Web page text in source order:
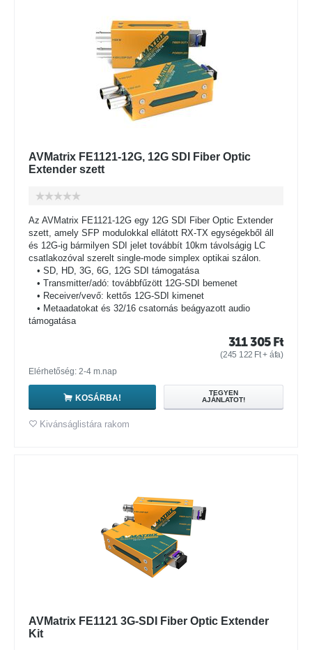
AVMatrix FE1121-12G, 12G SDI Fiber Optic
Extender szett
Az AVMatrix FE1121-12G egy 12G SDI Fiber Optic Extender
szett, amely SFP modulokkal ellátott RX-TX egységekből áll
és 12G-ig bármilyen SDI jelet továbbít 10km távolságig LC
csatlakozóval szerelt single-mode simplex optikai szálon.
• SD, HD, 3G, 6G, 12G SDI támogatása
• Transmitter/adó: továbbfűzött 12G-SDI bemenet
• Receiver/vevő: kettős 12G-SDI kimenet
• Metaadatokat és 32/16 csatornás beágyazott audio
támogatása
311 305 Ft
(245 122 Ft+ áfa)
Elérhetőség: 2-4 m.nap
KOSÁRBA!
TEGYEN
AJÁNLATOT!
Kivánságlistára rakom
AVMatrix FE1121 3G-SDI Fiber Optic Extender
Kit